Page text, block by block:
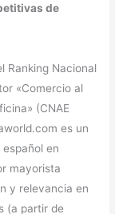
de
Ranking Nacional
«Comercio al
(CNAE
es un
en
mayorista
y relevancia en
(a partir de